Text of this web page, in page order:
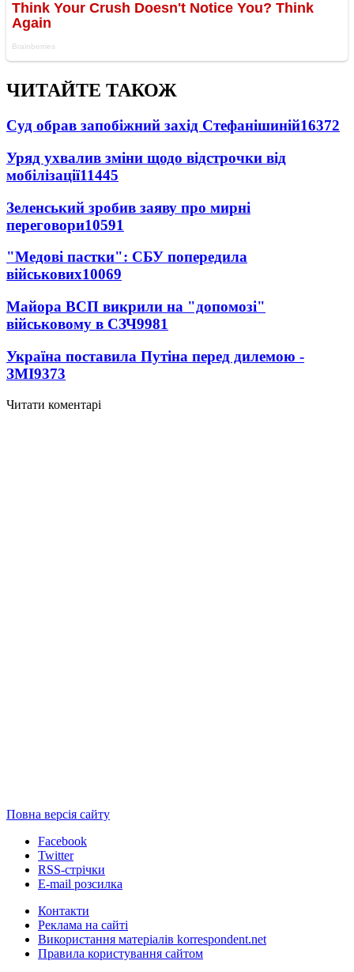
ЧИТАЙТЕ ТАКОЖ
Суд обрав запобіжний захід Стефанішиній16372
Уряд ухвалив зміни щодо відстрочки від
мобілізації11445
Зеленський зробив заяву про мирні
переговори10591
"Медові пастки": СБУ попередила
військових10069
Майора ВСП викрили на "допомозі"
військовому в СЗЧ9981
Україна поставила Путіна перед дилемою -
ЗМІ9373
Читати коментарі
Повна версія сайту
Facebook
Twitter
RSS-стрічки
E-mail розсилка
Контакти
Реклама на сайті
Використання матеріалів korrespondent.net
Правила користування сайтом